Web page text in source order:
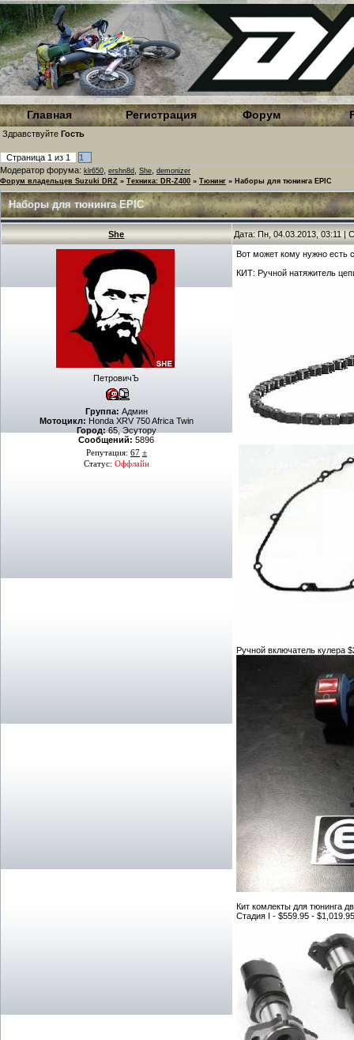
Главная Регистрация Форум
Здравствуйте Гость
Страница 1 из 1
1
Модератор форума: klr650 ershn8d She demonizer
Форум владельцев Suzuki DRZ » Техника: DR-Z400 » Тюнинг » Наборы для тюнинга EPIC
Наборы для тюнинга EPIC
She Дата: Пн, 04.03.2013, 03:11 |
ПетровичЪ
Группа: Админ
Мотоцикл: Honda XRV 750 Africa Twin
Город: 65, Эсутору
Сообщений: 5896
Репутация: 67 ±
Статус: Оффлайн
Вот может кому нужно есть
КИТ: Ручной натяжитель
Ручной включатель кулера
Кит комлекты для тюнинга
Стадия I - $559.95 - $1,019.95